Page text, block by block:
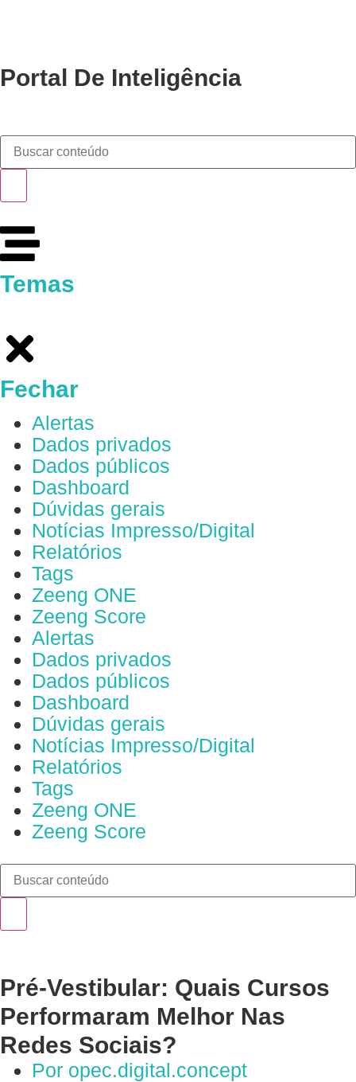
Portal De Inteligência
Temas
Fechar
Alertas
Dados privados
Dados públicos
Dashboard
Dúvidas gerais
Notícias Impresso/Digital
Relatórios
Tags
Zeeng ONE
Zeeng Score
Alertas
Dados privados
Dados públicos
Dashboard
Dúvidas gerais
Notícias Impresso/Digital
Relatórios
Tags
Zeeng ONE
Zeeng Score
Pré-Vestibular: Quais Cursos
Performaram Melhor Nas
Redes Sociais?
Por opec.digital.concept